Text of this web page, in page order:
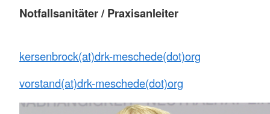
Notfallsanitäter / Praxisanleiter
kersenbrock(at)drk-meschede(dot)org
vorstand(at)drk-meschede(dot)org